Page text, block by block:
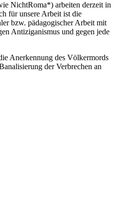
NichtRoma*) arbeiten derzeit in
für unsere Arbeit ist die
bzw. pädagogischer Arbeit mit
Antiziganismus und gegen jede
Anerkennung des Völkermords
der Verbrechen an